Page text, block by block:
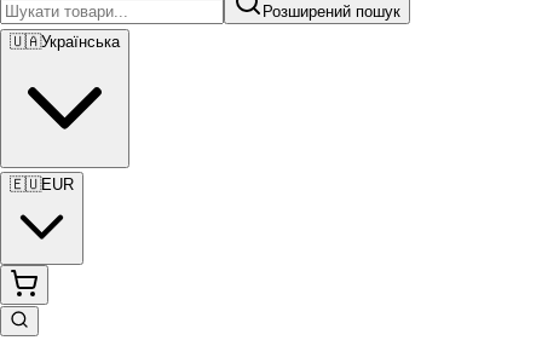
Розширений пошук
🇺🇦Українська
🇪🇺EUR